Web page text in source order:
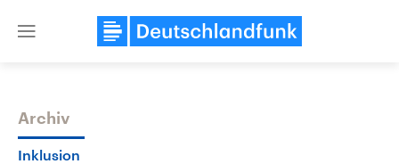
Close
Themen
Archiv
Inklusion